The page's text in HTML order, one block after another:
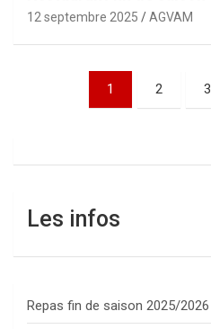
12 septembre 2025 AGVAM
Pagination
1 2 3
Les infos
Repas fin de saison 2025/2026